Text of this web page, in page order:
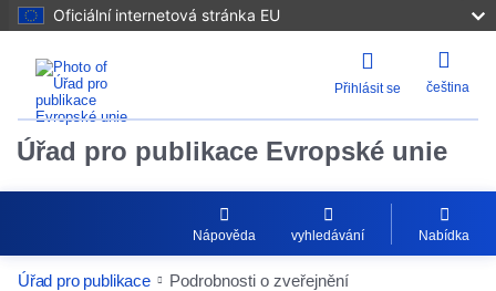
Oficiální internetová stránka EU
Přihlásit se čeština
Úřad pro publikace Evropské unie
Nápověda vyhledávání Nabídka
Úřad pro publikace Podrobnosti o zveřejnění